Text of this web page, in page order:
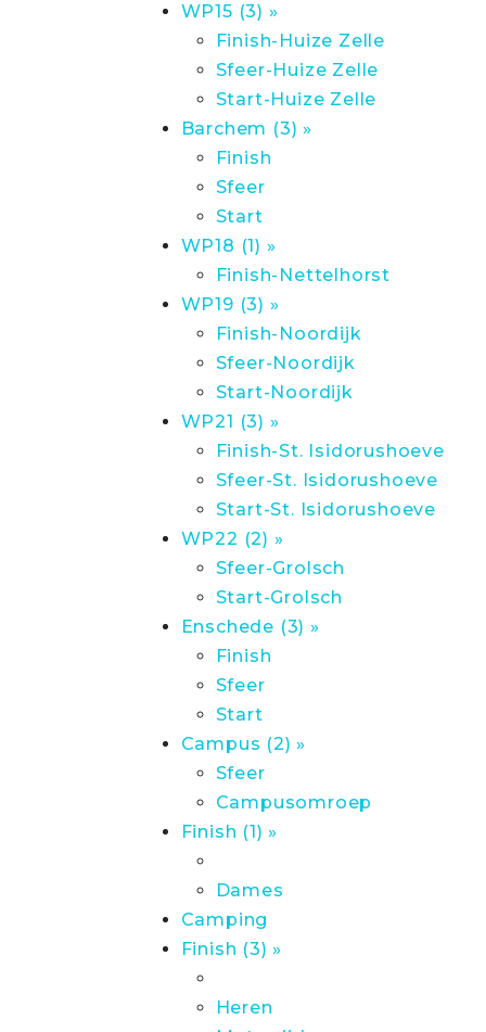
WP15 (3) »
Finish-Huize Zelle
Sfeer-Huize Zelle
Start-Huize Zelle
Barchem (3) »
Finish
Sfeer
Start
WP18 (1) »
Finish-Nettelhorst
WP19 (3) »
Finish-Noordijk
Sfeer-Noordijk
Start-Noordijk
WP21 (3) »
Finish-St. Isidorushoeve
Sfeer-St. Isidorushoeve
Start-St. Isidorushoeve
WP22 (2) »
Sfeer-Grolsch
Start-Grolsch
Enschede (3) »
Finish
Sfeer
Start
Campus (2) »
Sfeer
Campusomroep
Finish (1) »
Dames
Camping
Finish (3) »
Heren